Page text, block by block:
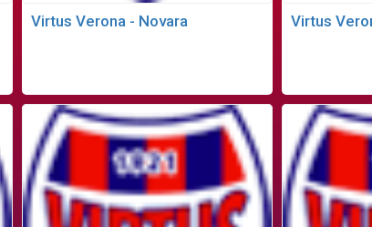
Virtus Verona - Novara Virtus